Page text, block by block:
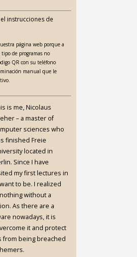
instrucciones de
página web porque a
de programas no
QR con su teléfono
manual que le
is me, Nicolaus
– a master of
sciences who
finished Freie
located in
Since I have
my first lectures in
to be. I realized
without a
As there are a
nowadays, it is
it and protect
from being breached